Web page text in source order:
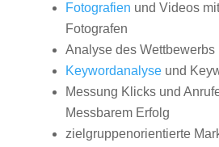
Fotografien und Videos
Fotografen
Analyse des Wettbewerbs
Keywordanalyseund
Messung Klicks und
Messbarem Erfolg
zielgruppenorientierte